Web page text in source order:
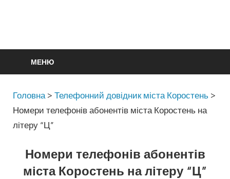
МЕНЮ
Головна >Телефонний довідник міста Коростень >
Номери телефонів абонентів міста Коростень на
літеру “Ц”
Номери телефонів абонентів
міста Коростень на літеру “Ц”